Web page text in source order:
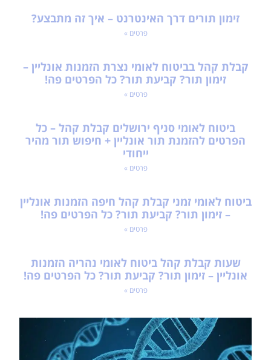
זימון תורים דרך האינטרנט – איך זה מתבצע?
פרטים »
קבלת קהל בביטוח לאומי נצרת הזמנות אונליין –
זימון תור? קביעת תור? כל הפרטים פה!
פרטים »
ביטוח לאומי סניף ירושלים קבלת קהל – כל
הפרטים להזמנת תור אונליין + חיפוש תור מהיר
ייחודי
פרטים »
ביטוח לאומי זמני קבלת קהל חיפה הזמנות אונליין
– זימון תור? קביעת תור? כל הפרטים פה!
פרטים »
שעות קבלת קהל ביטוח לאומי נהריה הזמנות
אונליין – זימון תור? קביעת תור? כל הפרטים פה!
פרטים »